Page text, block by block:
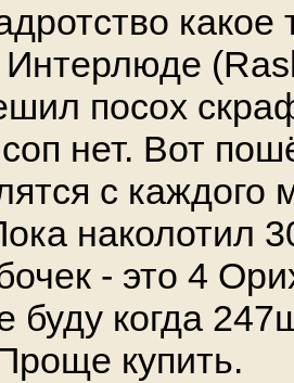
какое
Интерлюде
посох
нет. Вот
с каждого
наколотил
- это 4
буду когда
купить.